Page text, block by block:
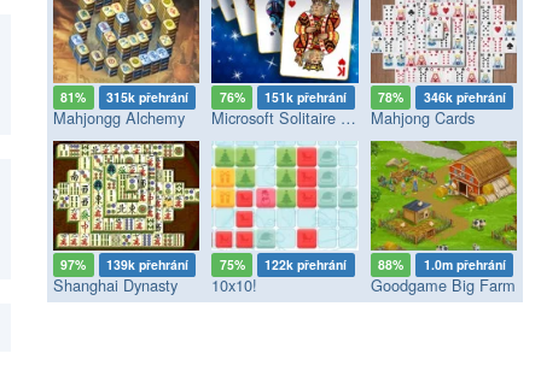
81% 315k přehrání
Mahjongg Alchemy
76% 151k přehrání
Microsoft Solitaire Collection
78% 346k přehrání
Mahjong Cards
97% 139k přehrání
Shanghai Dynasty
75% 122k přehrání
10x10!
88% 1.0m přehrání
Goodgame Big Farm